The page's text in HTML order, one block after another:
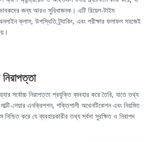
জন্য আরও সুবিধাজনক। এটি রিয়েল-টাইম
ক্লাস, উপস্থিতি ট্র্যাকিং, এবং পরীক্ষার ফলাফল সহজেই
সর্বোচ্চ নিরাপত্তা প্রযুক্তি ব্যবহার করে তৈরি, যাতে তথ্য
লেয়ার এনক্রিপশন, শক্তিশালী অথেনটিকেশন এবং নিয়মিত
করে যে ব্যবহারকারীর তথ্য সর্বদা সুরক্ষিত ও নিরাপদ